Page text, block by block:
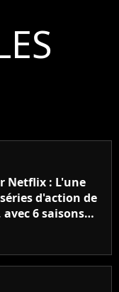
Netflix : L'une
d'action de
6 saisons